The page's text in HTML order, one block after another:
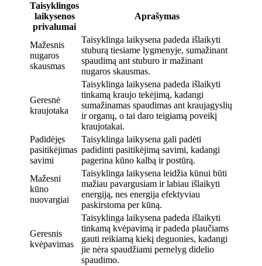
Taisyklingos
laikysenos
privalumai
Aprašymas
Mažesnis
nugaros
skausmas
Taisyklinga laikysena padeda išlaikyti
stuburą tiesiame lygmenyje, sumažinant
spaudimą ant stuburo ir mažinant
nugaros skausmas.
Geresnė
kraujotaka
Taisyklinga laikysena padeda išlaikyti
tinkamą kraujo tekėjimą, kadangi
sumažinamas spaudimas ant kraujagyslių
ir organų, o tai daro teigiamą poveikį
kraujotakai.
Padidėjęs
pasitikėjimas
savimi
Taisyklinga laikysena gali padėti
padidinti pasitikėjimą savimi, kadangi
pagerina kūno kalbą ir postūrą.
Mažesni
kūno
nuovargiai
Taisyklinga laikysena leidžia kūnui būti
mažiau pavargusiam ir labiau išlaikyti
energiją, nes energija efektyviau
paskirstoma per kūną.
Geresnis
kvėpavimas
Taisyklinga laikysena padeda išlaikyti
tinkamą kvėpavimą ir padeda plaučiams
gauti reikiamą kiekį deguonies, kadangi
jie nėra spaudžiami pernelyg didelio
spaudimo.